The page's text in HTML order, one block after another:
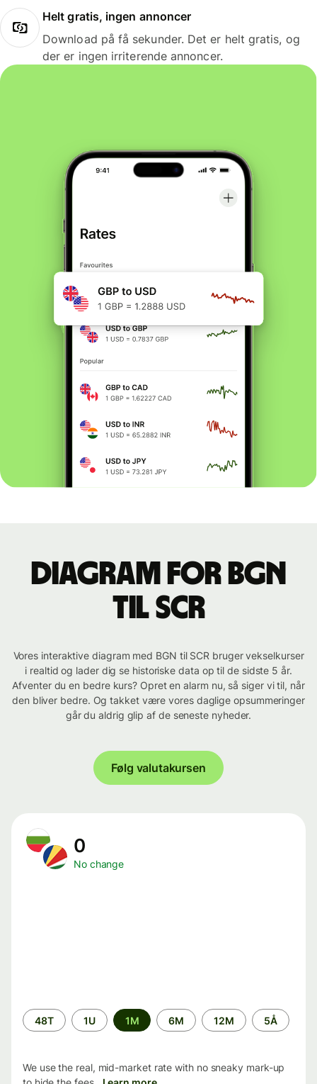
Helt gratis, ingen annoncer
Download på få sekunder. Det er helt gratis, og
der er ingen irriterende annoncer.
Diagram for BGN
til SCR
Vores interaktive diagram med BGN til SCR bruger vekselkurser
i realtid og lader dig se historiske data op til de sidste 5 år.
Afventer du en bedre kurs? Opret en alarm nu, så siger vi til, når
den bliver bedre. Og takket være vores daglige opsummeringer
går du aldrig glip af de seneste nyheder.
Følg valutakursen
0
No change
Time
period
48T 1U 1M 6M 12M 5Å
We use the real, mid-market rate with no sneaky mark-up